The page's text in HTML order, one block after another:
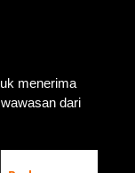
menerima
dari